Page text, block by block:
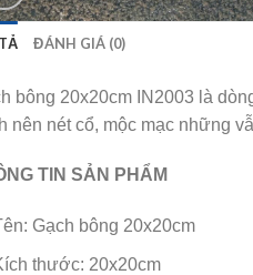
ĐÁNH GIÁ (0)
bông 20x20cm IN2003 là
nên nét cổ, mộc mạc những
TIN SẢN PHẨM
Gạch bông 20x20cm
thước: 20x20cm